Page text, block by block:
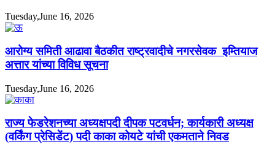
Tuesday,June 16, 2026
आरोग्य समिती आढावा बैठकीत राष्ट्रवादीचे नगरसेवक इम्तियाज
अत्तार यांच्या विविध सूचना
Tuesday,June 16, 2026
राज्य फेडरेशनच्या अध्यक्षपदी दीपक पटवर्धन; कार्यकारी अध्यक्ष
(वर्किंग प्रेसिडेंट) पदी काका कोयटे यांची एकमताने निवड